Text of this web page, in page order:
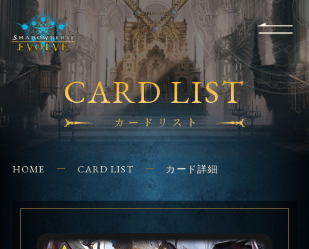
Q&A
EVENT SHOPS
FOR
BEGINNERS
APPLICATION
CONTACT
CARD LIST
カードリスト
HOME CARD LIST カード詳細